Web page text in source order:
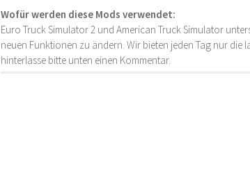
Wofür werden diese Mods verwendet:
Euro Truck Simulator 2 und American Truck Simulator
neuen Funktionen zu ändern. Wir bieten jeden Tag nur die
hinterlasse bitte unten einen Kommentar.